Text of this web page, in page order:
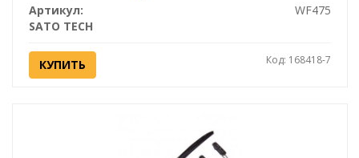
Артикул:
WF475
SATO TECH
КУПИТЬ Код: 168418-7